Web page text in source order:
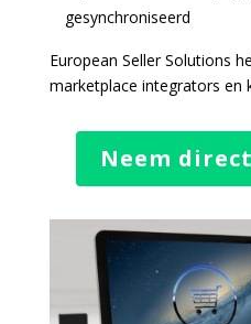
gesynchroniseerd
European Seller Solutions
marketplace integrators en
Neem